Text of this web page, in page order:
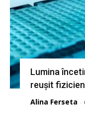
Lumina
reușit
Alina Ferseta -